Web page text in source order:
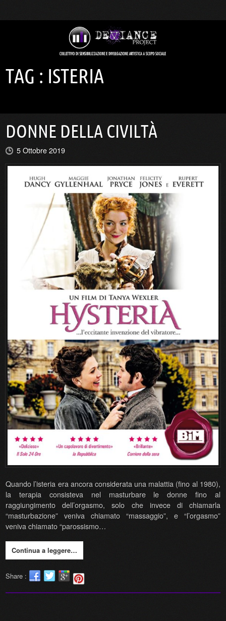
TAG : ISTERIA
DONNE DELLA CIVILTÀ
5 Ottobre 2019
Quando l’isteria era ancora considerata una malattia (fino al 1980),
la terapia consisteva nel masturbare le donne fino al
raggiungimento dell’orgasmo, solo che invece di chiamarla
“masturbazione” veniva chiamato “massaggio”, e “l’orgasmo”
veniva chiamato “parossismo…
Continua a leggere…
Share :